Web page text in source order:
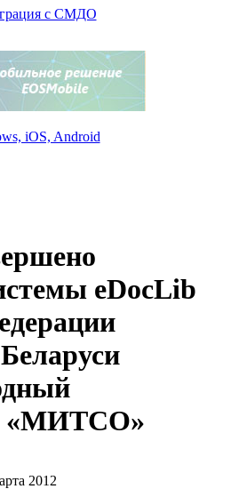
с СМДО
iOS, Android
eDocLib
«МИТСО»
2012